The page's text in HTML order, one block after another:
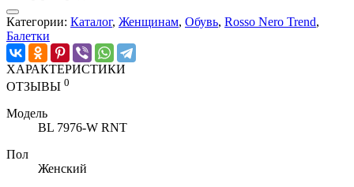
Категории: Каталог, Женщинам, Обувь, Rosso Nero Trend,
Балетки
ХАРАКТЕРИСТИКИ
ОТЗЫВЫ 0
Модель
BL 7976-W RNT
Пол
Женский